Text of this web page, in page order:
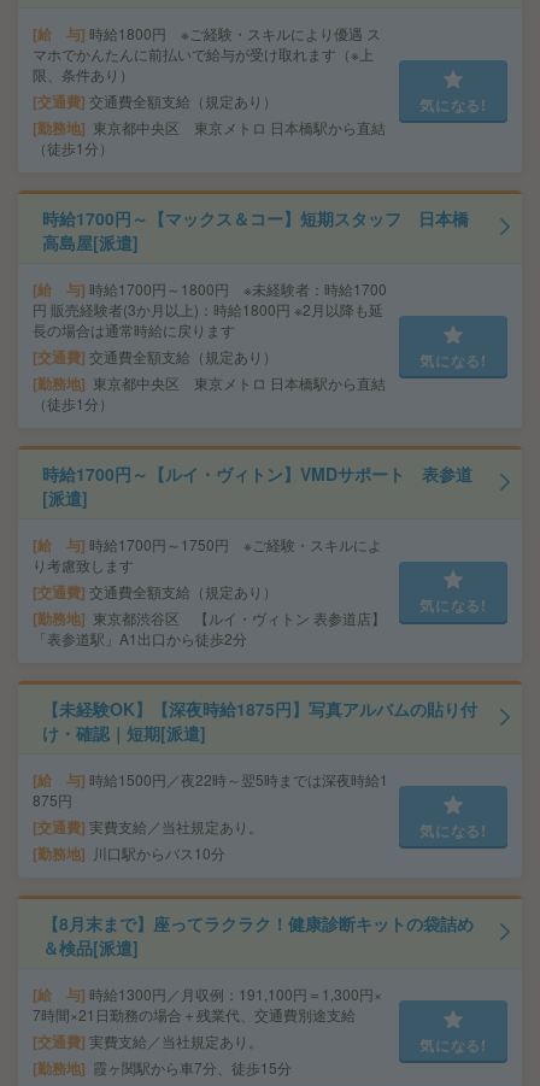
給 与 時給1800円 ※ご経験・スキルにより優遇 ス
マホでかんたんに前払いで給与が受け取れます（※上
限、条件あり）
交通費 交通費全額支給（規定あり）
勤務地
東京都中央区 東京メトロ 日本橋駅から直結
（徒歩1分）
気になる!
時給1700円～【マックス＆コー】短期スタッフ 日本橋
高島屋[派遣]
給 与 時給1700円～1800円 ※未経験者：時給1700
円 販売経験者(3か月以上)：時給1800円 ※2月以降も延
長の場合は通常時給に戻ります
交通費 交通費全額支給（規定あり）
勤務地
東京都中央区 東京メトロ 日本橋駅から直結
（徒歩1分）
気になる!
時給1700円～【ルイ・ヴィトン】VMDサポート 表参道
[派遣]
給 与 時給1700円～1750円 ※ご経験・スキルによ
り考慮致します
交通費 交通費全額支給（規定あり）
勤務地
東京都渋谷区 【ルイ・ヴィトン 表参道店】
「表参道駅」A1出口から徒歩2分
気になる!
【未経験OK】【深夜時給1875円】写真アルバムの貼り付
け・確認｜短期[派遣]
給 与 時給1500円／夜22時～翌5時までは深夜時給1
875円
交通費 実費支給／当社規定あり。
勤務地 川口駅からバス10分
気になる!
【8月末まで】座ってラクラク！健康診断キットの袋詰め
＆検品[派遣]
給 与 時給1300円／月収例：191,100円＝1,300円×
7時間×21日勤務の場合＋残業代、交通費別途支給
交通費 実費支給／当社規定あり。
勤務地 霞ヶ関駅から車7分、徒歩15分
気になる!